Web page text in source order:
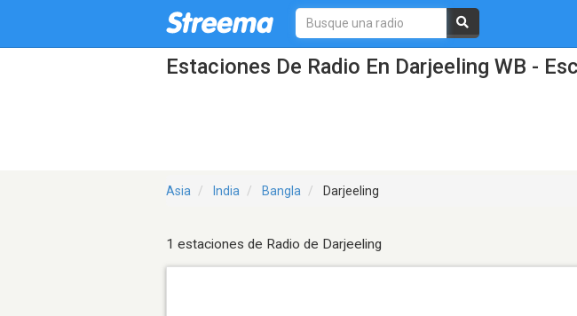
Estaciones De Radio En Darjeeling WB -
Asia India Bangla Darjeeling
1 estaciones de Radio de Darjeeling